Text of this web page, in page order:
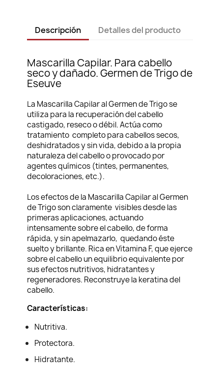
Descripción Detalles del producto
Mascarilla Capilar. Para cabello
seco y dañado. Germen de Trigo de
Eseuve
La Mascarilla Capilar al Germen de Trigo se
utiliza para la recuperación del cabello
castigado, reseco o débil. Actúa como
tratamiento completo para cabellos secos,
deshidratados y sin vida, debido a la propia
naturaleza del cabello o provocado por
agentes químicos (tintes, permanentes,
decoloraciones, etc.).
Los efectos de la Mascarilla Capilar al Germen
de Trigo son claramente visibles desde las
primeras aplicaciones, actuando
intensamente sobre el cabello, de forma
rápida, y sin apelmazarlo, quedando éste
suelto y brillante. Rica en Vitamina F, que ejerce
sobre el cabello un equilibrio equivalente por
sus efectos nutritivos, hidratantes y
regeneradores. Reconstruye la keratina del
cabello.
Características:
Nutritiva.
Protectora.
Hidratante.